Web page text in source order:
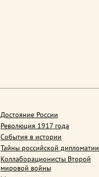
Достояние России
Революция 1917 года
События в истории
Тайны российской дипломатии
Коллаборационисты Второй
мировой войны